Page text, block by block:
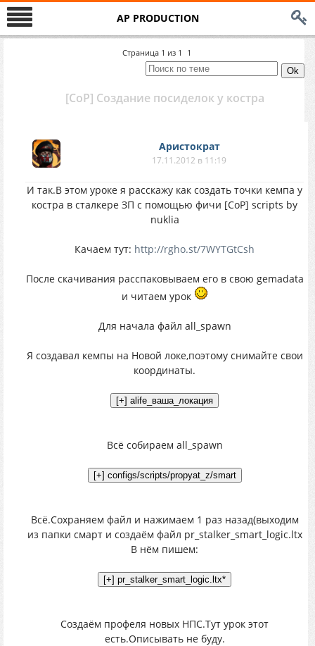
AP PRODUCTION
Страница 1 из 1 1
[CoP] Создание посиделок у костра
Аристократ
17.11.2012 в 11:19
И так.В этом уроке я расскажу как создать точки кемпа у
костра в сталкере ЗП с помощью фичи [CoP] scripts by
nuklia
Качаем тут: http://rgho.st/7WYTGtCsh
После скачивания расспаковываем его в свою gemadata
и читаем урок
Для начала файл all_spawn
Я создавал кемпы на Новой локе,поэтому снимайте свои
координаты.
Всё собираем all_spawn
Всё.Сохраняем файл и нажимаем 1 раз назад(выходим
из папки смарт и создаём файл pr_stalker_smart_logic.ltx
В нём пишем:
Создаём профеля новых НПС.Тут урок этот
есть.Описывать не буду.